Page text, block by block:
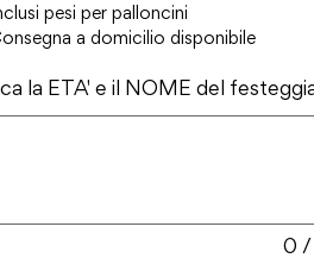
pesi per palloncini
a domicilio disponibile
la ETA' e il NOME del
0 /